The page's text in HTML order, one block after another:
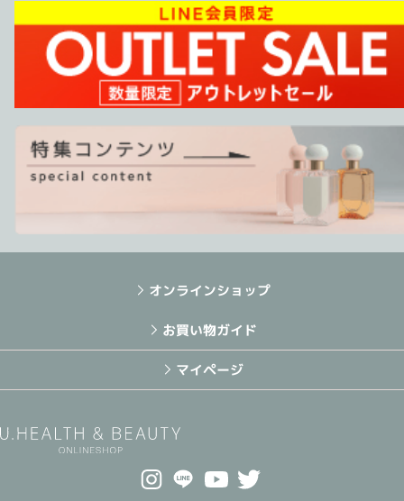
オンラインショップ
お買い物ガイド
マイページ